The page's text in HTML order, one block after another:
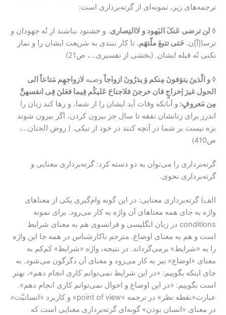
ترجمه‌های زیر، نمونه‌ای از گرته‌برداری است:
◊ لن ترضی عَنکَ الیَهود و لاالنِصاری. و خشنود نباشند از تُه جهودان و
ترسا[آ]ن. حَتی تتبعَ ملّتهَم. تا کار نبندی به شریعت ایشان را و نماز
نکنی تُه قبله ایشان. (بخشی از تفسیری…، ص21)
◊و الّذینَ یتوَفونَ مِنکم وَ یذرُونَ ازواجاً وصیه لازواجهِم مَتاعاً الی
الحول غیرَ اِخراجٍ فان خرجنَ فلاجناحَ عَلیکُم فِیما فعَلنَ فِی انفسهنَّ
مِن مَعروفٍ: و آنانکه وفات آید ایشان را از شما، و رها کند زنان را
اندرز برای زنانشان نفقه تا سال جز بیرون کردن، اگر بیرون شوند
بزه نیست بر شما در آنچه کنند در خود از نیکی. ( روض الجنان…،
ص410)
گرته‌برداری را می‌توان به دو دسته کرد: گرته‌برداری معنایی و
گرته‌برداری نحوی.
الف) گرته‌برداری معنایی: در این گونه وام‌گیری یکی از معناهای
واژه به جای همه معناهای آن واژه به کار می‌رود. برای نمونه
conditions در زبان انگلیسی و فرانسوی هم به معنای شرایط
است و هم به معنای اوضاع. مترجم ناکارشناس در همه جا این واژه
را به «شرایط» برمی‌گرداند. در نتیجه، واژه «شرایط» کم‌کم به
معنای «اوضاع» نیز به کار می‌رود و معنای آن دگرگون می‌شود. به
جای اینکه بگوییم: «در این شرایط نمی‌توانم کاری انجام دهم»، بهتر
است بگوییم: «در این اوضاع و احوال نمی‌توانم کاری انجام دهم».
عبارت«نقطه نظر» در ترجمه «point of view» و کاربرد «انسانیّت»
در معنای «انسان بودن» گونه‌ای گرته‌برداری معنایی است که